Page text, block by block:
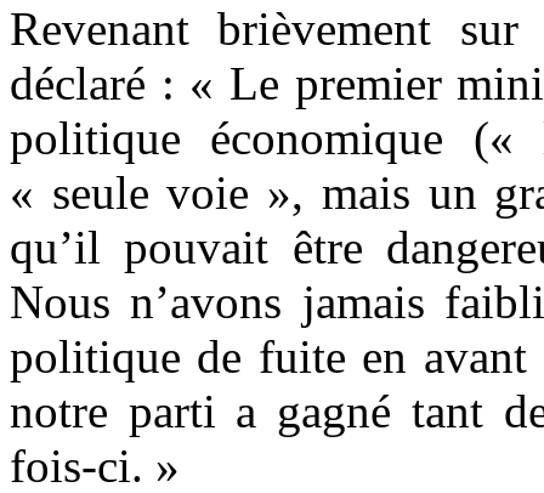
Revenant brièvement
déclaré : « Le premier
politique économique («
« seule voie », mais un
qu’il pouvait être
Nous n’avons jamais
politique de fuite en avant
notre parti a gagné tant
fois-ci. »